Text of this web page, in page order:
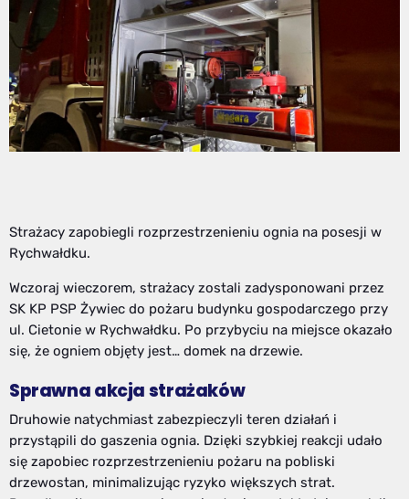
Strażacy zapobiegli rozprzestrzenieniu ognia na posesji w
Rychwałdku.
Wczoraj wieczorem, strażacy zostali zadysponowani przez
SK KP PSP Żywiec do pożaru budynku gospodarczego przy
ul. Cietonie w Rychwałdku. Po przybyciu na miejsce okazało
się, że ogniem objęty jest… domek na drzewie.
Sprawna akcja strażaków
Druhowie natychmiast zabezpieczyli teren działań i
przystąpili do gaszenia ognia. Dzięki szybkiej reakcji udało
się zapobiec rozprzestrzenieniu pożaru na pobliski
drzewostan, minimalizując ryzyko większych strat.